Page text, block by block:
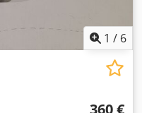
1 / 6
360 €